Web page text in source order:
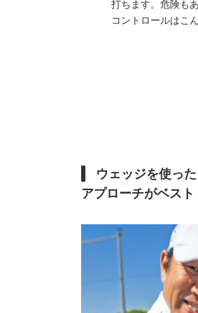
打ちます。危険も
コントロールはこ
ウェッジを使った
アプローチがベスト